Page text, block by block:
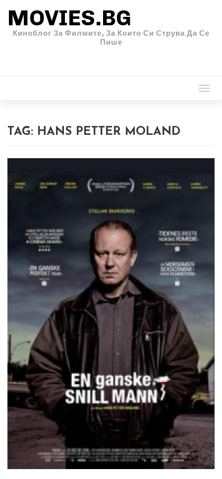
MOVIES.BG
Киноблог За Филмите, За Които Си Струва Да Се
Пише
TAG: HANS PETTER MOLAND